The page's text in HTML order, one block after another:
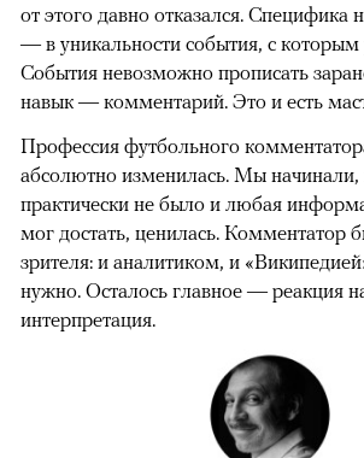
от этого давно отказался. Специфика
— в уникальности события, с которым
События невозможно прописать
навык — комментарий. Это и есть
Профессия футбольного
абсолютно изменилась. Мы начинали,
практически не было и любая
мог достать, ценилась. Комментатор
зрителя: и аналитиком, и
нужно. Осталось главное — реакция
интерпретация.